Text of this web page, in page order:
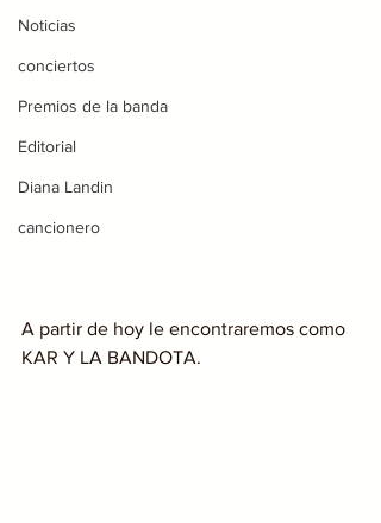
Noticias
conciertos
Premios de la banda
Editorial
Diana Landin
cancionero
A partir de hoy le encontraremos como
KAR Y LA BANDOTA.